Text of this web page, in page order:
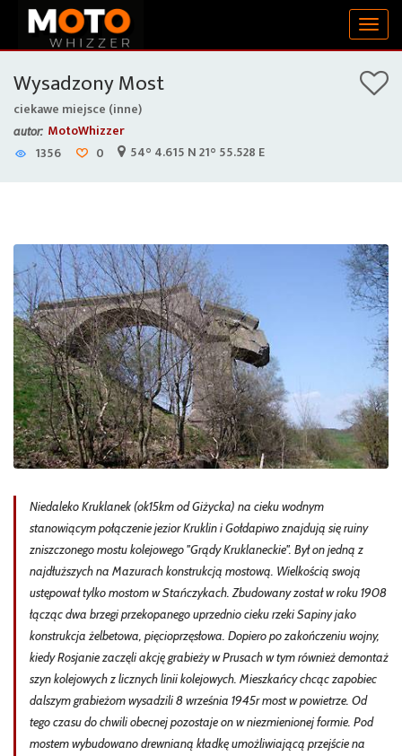
Wysadzony Most
ciekawe miejsce (inne)
autor: MotoWhizzer
1356
0 54° 4.615 N 21° 55.528 E
Niedaleko Kruklanek (ok15km od Giżycka) na cieku wodnym
stanowiącym połączenie jezior Kruklin i Gołdapiwo znajdują się ruiny
zniszczonego mostu kolejowego ''Grądy Kruklaneckie''. Był on jedną z
najdłuższych na Mazurach konstrukcją mostową. Wielkością swoją
ustępował tylko mostom w Stańczykach. Zbudowany został w roku 1908
łącząc dwa brzegi przekopanego uprzednio cieku rzeki Sapiny jako
konstrukcja żelbetowa, pięcioprzęsłowa. Dopiero po zakończeniu wojny,
kiedy Rosjanie zaczęli akcję grabieży w Prusach w tym również demontaż
szyn kolejowych z licznych linii kolejowych. Mieszkańcy chcąc zapobiec
dalszym grabieżom wysadzili 8 września 1945r most w powietrze. Od
tego czasu do chwili obecnej pozostaje on w niezmienionej formie. Pod
mostem wybudowano drewnianą kładkę umożliwiającą przejście na